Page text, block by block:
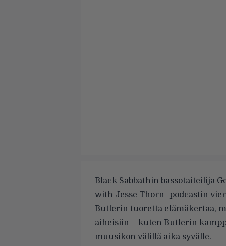
Black Sabbathin bassotaiteilija
with Jesse Thorn -podcastin
Butlerin tuoretta elämäkertaa,
aiheisiin – kuten Butlerin
muusikon välillä aika syvälle.